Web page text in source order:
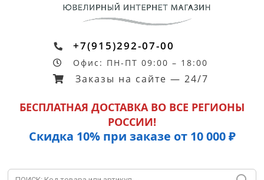
+7(915)292-07-00
Офис: ПН-ПТ 09:00 – 18:00
Заказы на сайте — 24/7
БЕСПЛАТНАЯ ДОСТАВКА ВО ВСЕ РЕГИОНЫ
РОССИИ!
Скидка 10% при заказе от 10 000 ₽